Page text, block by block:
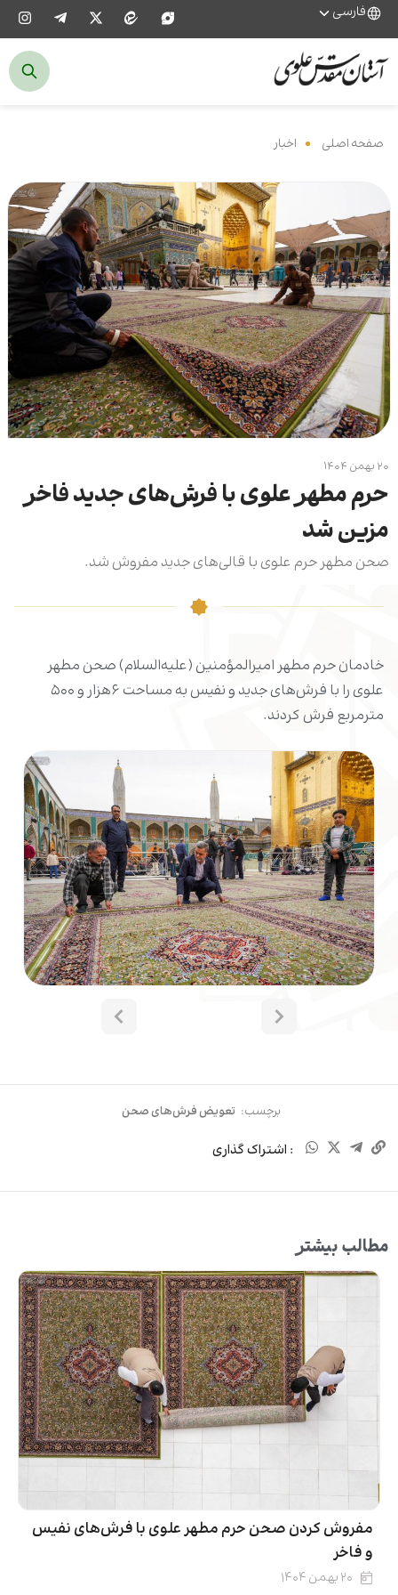
فارسی
صفحه اصلی اخبار
۲۰ بهمن ۱۴۰۴
حرم مطهر علوی با فرش‌های جدید فاخر
مزین شد
صحن مطهر حرم علوی با قالی‌های جدید مفروش شد.
خادمان حرم مطهر امیرالمؤمنین (علیه‌السلام) صحن مطهر
علوی را با فرش‌های جدید و نفیس به مساحت ۶هزار و ۵۰۰
مترمربع فرش کردند.
برچسب: تعویض فرش‌های صحن
: اشتراک گذاری
مطالب بیشتر
مفروش کردن صحن حرم مطهر علوی با فرش‌های نفیس
و فاخر
۲۰ بهمن ۱۴۰۴